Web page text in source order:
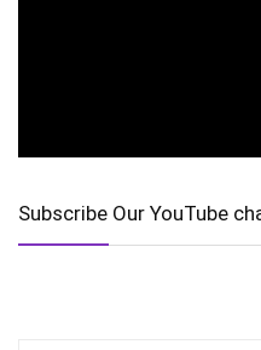
Subscribe Our YouTube